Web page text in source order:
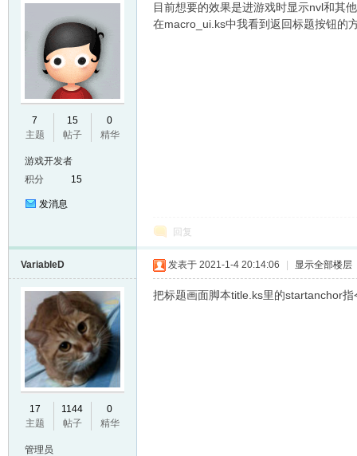
7
主题
15
帖子
0
精华
游戏开发者
积分
15
发消息
目前想要的效果是进游戏时显示nvl和其
在macro_ui.ks中我看到返回标题按钮的
回复
VariableD
17
主题
1144
帖子
0
精华
管理员
发表于 2021-1-4 20:14:06 显示全部楼层
把标题画面脚本title.ks里的startanchor